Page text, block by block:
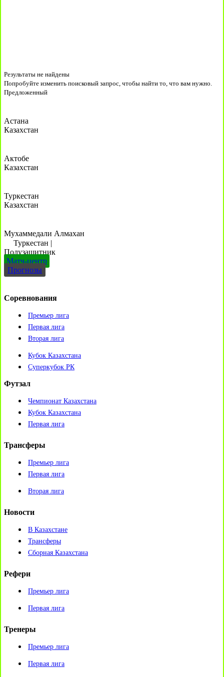
Результаты не найдены
Попробуйте изменить поисковый запрос, чтобы найти то, что вам нужно.
Предложенный
Астана
Казахстан
Актобе
Казахстан
Туркестан
Казахстан
Мухаммедали Алмахан
Туркестан |
Полузащитник
Матч-центр
Прогнозы
Соревнования
Премьер лига
Первая лига
Вторая лига
Кубок Казахстана
Суперкубок РК
Футзал
Чемпионат Казахстана
Кубок Казахстана
Первая лига
Трансферы
Премьер лига
Первая лига
Вторая лига
Новости
В Казахстане
Трансферы
Сборная Казахстана
Рефери
Премьер лига
Первая лига
Тренеры
Премьер лига
Первая лига